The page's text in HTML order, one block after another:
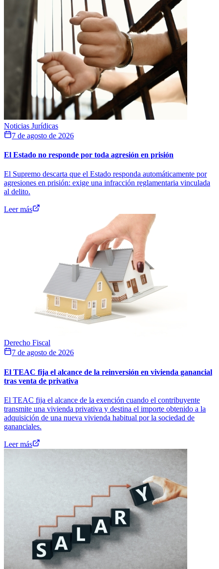
Noticias Jurídicas
7 de agosto de 2026
El Estado no responde por toda agresión en prisión
El Supremo descarta que el Estado responda automáticamente por
agresiones en prisión: exige una infracción reglamentaria vinculada
al delito.
Leer más
Derecho Fiscal
7 de agosto de 2026
El TEAC fija el alcance de la reinversión en vivienda ganancial
tras venta de privativa
El TEAC fija el alcance de la exención cuando el contribuyente
transmite una vivienda privativa y destina el importe obtenido a la
adquisición de una nueva vivienda habitual por la sociedad de
gananciales.
Leer más